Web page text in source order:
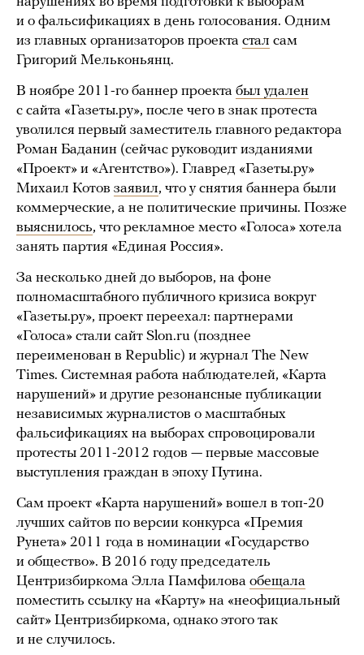
и о фальсификациях в день голосования. Одним
из главных организаторов проекта стал сам
Григорий Мельконьянц.
В ноябре 2011-го баннер проекта был удален
с сайта «Газеты.ру», после чего в знак протеста
уволился первый заместитель главного редактора
Роман Баданин (сейчас руководит изданиями
«Проект» и «Агентство»). Главред «Газеты.ру»
Михаил Котов заявил, что у снятия баннера были
коммерческие, а не политические причины. Позже
выяснилось, что рекламное место «Голоса» хотела
занять партия «Единая Россия».
За несколько дней до выборов, на фоне
полномасштабного публичного кризиса вокруг
«Газеты.ру», проект переехал: партнерами
«Голоса» стали сайт Slon.ru (позднее
переименован в Republic) и журнал The New
Times. Системная работа наблюдателей, «Карта
нарушений» и другие резонансные публикации
независимых журналистов о масштабных
фальсификациях на выборах спровоцировали
протесты 2011-2012 годов — первые массовые
выступления граждан в эпоху Путина.
Сам проект «Карта нарушений» вошел в топ-20
лучших сайтов по версии конкурса «Премия
Рунета» 2011 года в номинации «Государство
и общество». В 2016 году председатель
Центризбиркома Элла Памфилова обещала
поместить ссылку на «Карту» на «неофициальный
сайт» Центризбиркома, однако этого так
и не случилось.